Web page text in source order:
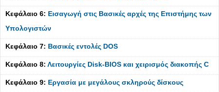
Κεφάλαιο 6: Εισαγωγή στις Βασικές αρχές της Επιστήμης των
Υπολογιστών
Κεφάλαιο 7: Βασικές εντολές DOS
Κεφάλαιο 8: Λειτουργίες Disk-BIOS και χειρισμός διακοπής C
Κεφάλαιο 9: Εργασία με μεγάλους σκληρούς δίσκους